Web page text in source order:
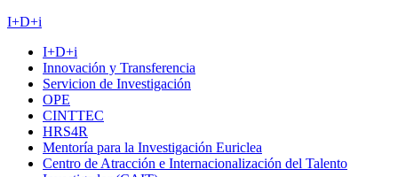
I+D+i
I+D+i
Innovación y Transferencia
Servicion de Investigación
OPE
CINTTEC
HRS4R
Mentoría para la Investigación Euriclea
Centro de Atracción e Internacionalización del Talento